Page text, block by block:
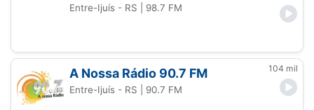
Entre-Ijuís - RS | 98.7 FM
A Nossa Rádio 90.7 FM 104 mil
Entre-Ijuís - RS | 90.7 FM